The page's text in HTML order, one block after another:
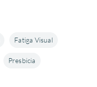
Fatiga Visual
Presbicia